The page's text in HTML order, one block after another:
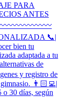
PARA
ANTES
〰️〰️〰️〰️〰️〰️
📞|
bien tu
adaptada a tu
de
y registro de
gimnasio. 👨🏻‍💻|
o 30 días, según